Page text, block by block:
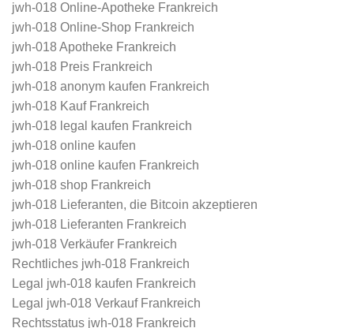
jwh-018 Online-Apotheke Frankreich
jwh-018 Online-Shop Frankreich
jwh-018 Apotheke Frankreich
jwh-018 Preis Frankreich
jwh-018 anonym kaufen Frankreich
jwh-018 Kauf Frankreich
jwh-018 legal kaufen Frankreich
jwh-018 online kaufen
jwh-018 online kaufen Frankreich
jwh-018 shop Frankreich
jwh-018 Lieferanten, die Bitcoin akzeptieren
jwh-018 Lieferanten Frankreich
jwh-018 Verkäufer Frankreich
Rechtliches jwh-018 Frankreich
Legal jwh-018 kaufen Frankreich
Legal jwh-018 Verkauf Frankreich
Rechtsstatus jwh-018 Frankreich